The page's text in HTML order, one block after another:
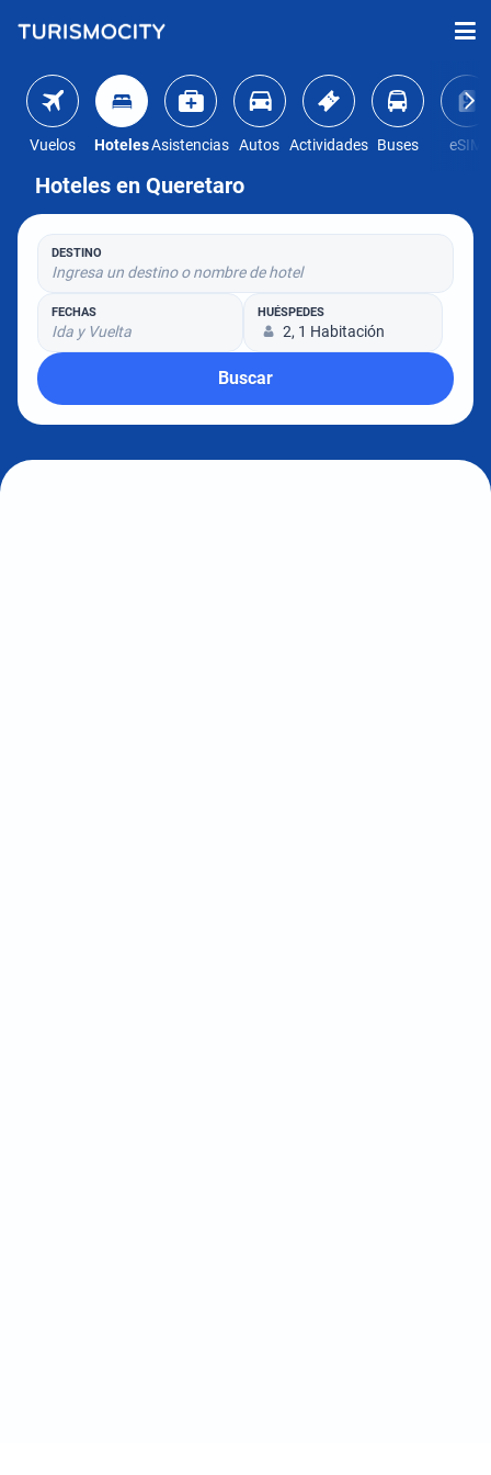
Vuelos HotelesAsistencias Autos Actividades Buses eSIM
Hoteles en Queretaro
DESTINO
Ingresa un destino o nombre de hotel
FECHAS
Ida y Vuelta
HUÉSPEDES
2, 1 Habitación
Buscar